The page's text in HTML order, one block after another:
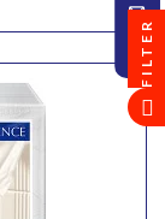
FILTER